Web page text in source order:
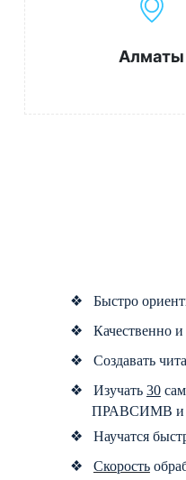
Алматы
❖ Быстро
❖ Качественно
❖ Создавать
❖ Изучать 30
ПРАВСИМВ и
❖ Научатся
❖ Скорость